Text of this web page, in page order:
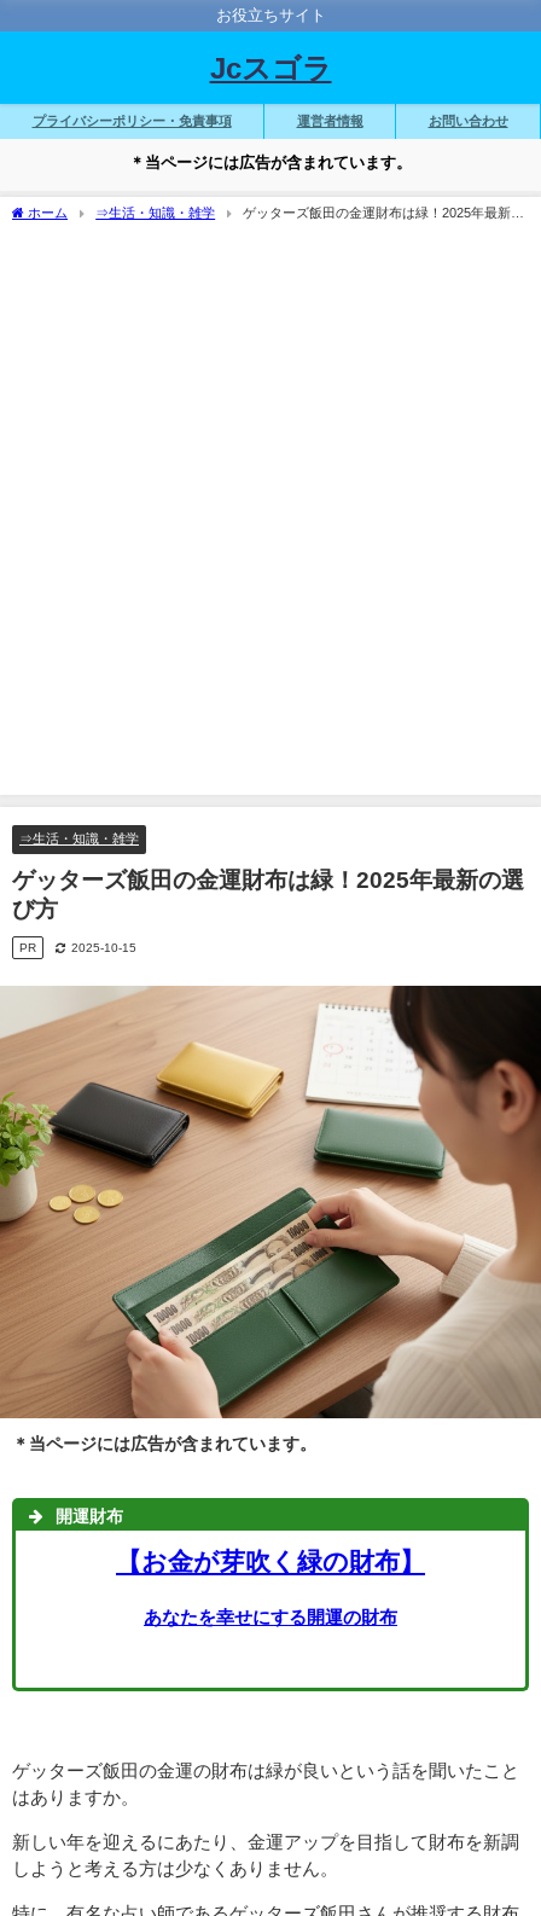
お役立ちサイト
Jcスゴラ
プライバシーポリシー・免責事項 運営者情報 お問い合わせ
＊当ページには広告が含まれています。
ホーム ⇒生活・知識・雑学
ゲッターズ飯田の金運財布は緑！2025年最新の
⇒生活・知識・雑学
ゲッターズ飯田の金運財布は緑！2025年最新の選
び方
PR 2025-10-15
＊当ページには広告が含まれています。
開運財布
【お金が芽吹く緑の財布】
あなたを幸せにする開運の財布
ゲッターズ飯田の金運の財布は緑が良いという話を聞いたこと
はありますか。
新しい年を迎えるにあたり、金運アップを目指して財布を新調
しようと考える方は少なくありません。